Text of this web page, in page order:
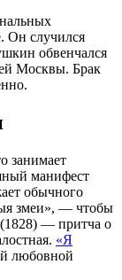
Он случился
обвенчался
Москвы. Брак
занимает
манифест
обычного
змеи», — чтобы
(1828) — притча о
«Я
любовной